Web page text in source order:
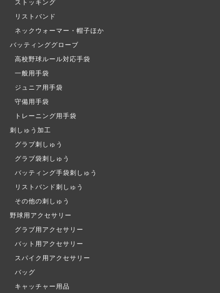
ストッキング
リストバンド
ネックウォーマー・帽子ほか
バッティンググローブ
高校野球ルール対応手袋
一般用手袋
ジュニア用手袋
守備用手袋
トレーニング用手袋
刺しゅう加工
グラブ刺しゅう
グラブ袋刺しゅう
バッティング手袋刺しゅう
リストバンド刺しゅう
その他の刺しゅう
野球用アクセサリー
グラブ用アクセサリー
バット用アクセサリー
スパイク用アクセサリー
バッグ
キャッチャー用品